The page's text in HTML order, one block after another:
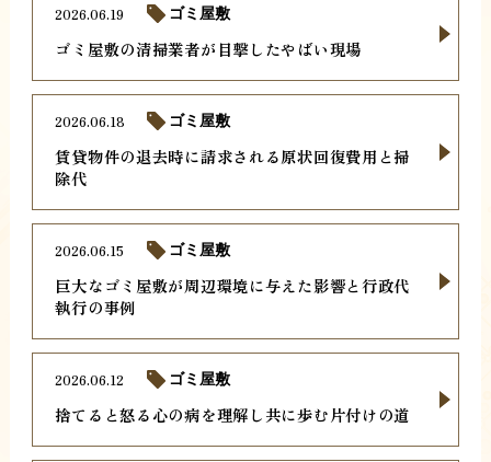
ゴミ屋敷の清掃業者が目撃したやばい現場
2026.06.19 ゴミ屋敷
賃貸物件の退去時に請求される原状回復費用と掃
除代
2026.06.18 ゴミ屋敷
巨大なゴミ屋敷が周辺環境に与えた影響と行政代
執行の事例
2026.06.15 ゴミ屋敷
捨てると怒る心の病を理解し共に歩む片付けの道
2026.06.12 ゴミ屋敷